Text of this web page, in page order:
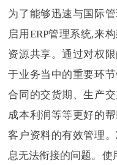
为了能够迅速与国际
启用ERP管理系统,来
资源共享。通过对权
于业务当中的重要环
合同的交货期、生产
成本利润等等更好的
客户资料的有效管理
息无法衔接的问题。 使